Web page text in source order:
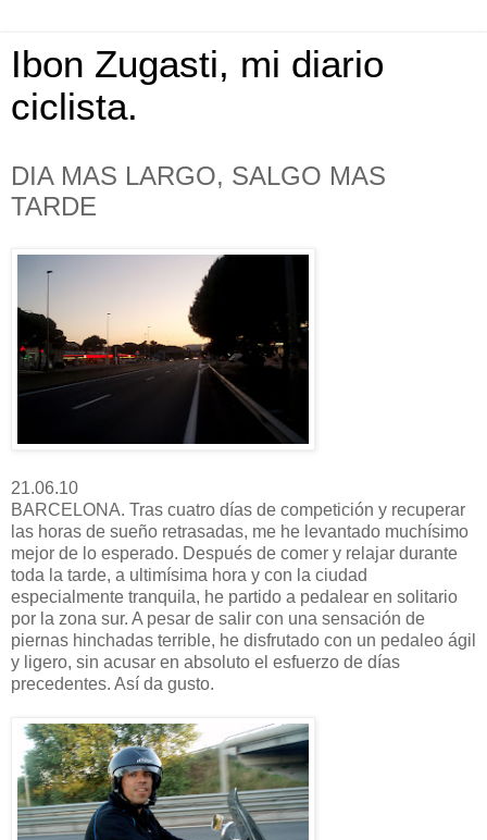
Ibon Zugasti, mi diario
ciclista.
DIA MAS LARGO, SALGO MAS
TARDE
21.06.10
BARCELONA. Tras cuatro días de competición y recuperar
las horas de sueño retrasadas, me he levantado muchísimo
mejor de lo esperado. Después de comer y relajar durante
toda la tarde, a ultimísima hora y con la ciudad
especialmente tranquila, he partido a pedalear en solitario
por la zona sur. A pesar de salir con una sensación de
piernas hinchadas terrible, he disfrutado con un pedaleo ágil
y ligero, sin acusar en absoluto el esfuerzo de días
precedentes. Así da gusto.